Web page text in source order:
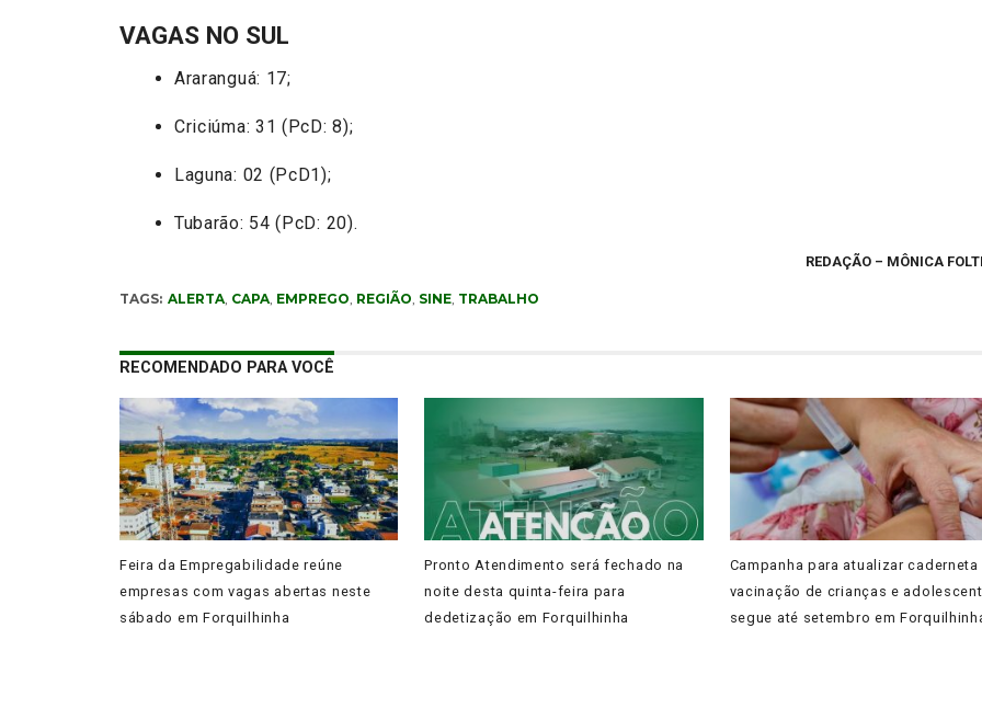
VAGAS NO SUL
Araranguá: 17;
Criciúma: 31 (PcD: 8);
Laguna: 02 (PcD1);
Tubarão: 54 (PcD: 20).
REDAÇÃO – MÔNICA
TAGS: ALERTA, CAPA, EMPREGO REGIÃO SINE, TRABALHO
RECOMENDADO PARA VOCÊ
Feira da Empregabilidade reúne
empresas com vagas abertas neste
sábado em Forquilhinha
Pronto Atendimento será fechado na
noite desta quinta-feira para
dedetização em Forquilhinha
Campanha para atualizar caderneta
vacinação de crianças e
segue até setembro em